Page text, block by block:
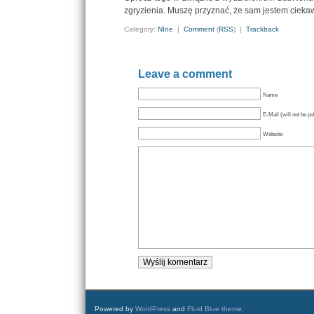
zgryzienia. Muszę przyznać, że sam jestem
Category: NIne | Comment (RSS) | Trackback
Leave a comment
Name
E-Mail (will not be
Website
Powered by WordPress and Fluid Blue theme.